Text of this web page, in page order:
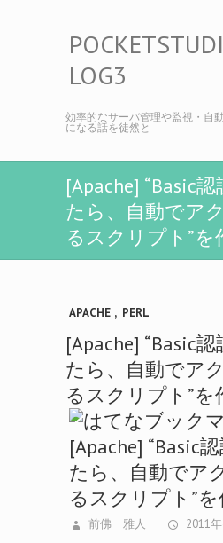
LOG3
効率的なサーバ管理や監視・自
になる話を徒然と
[Apache] “Basic
たら、自動でア
るスクリプト”を
APACHE , PERL
[Apache] “Basic
たら、自動でア
るスクリプト”を
前佛 雅人 2011